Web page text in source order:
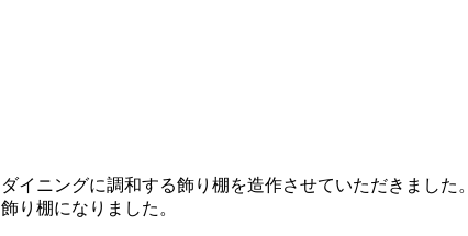
ニングに調和する飾り棚を造作させていただきました。
り棚になりました。